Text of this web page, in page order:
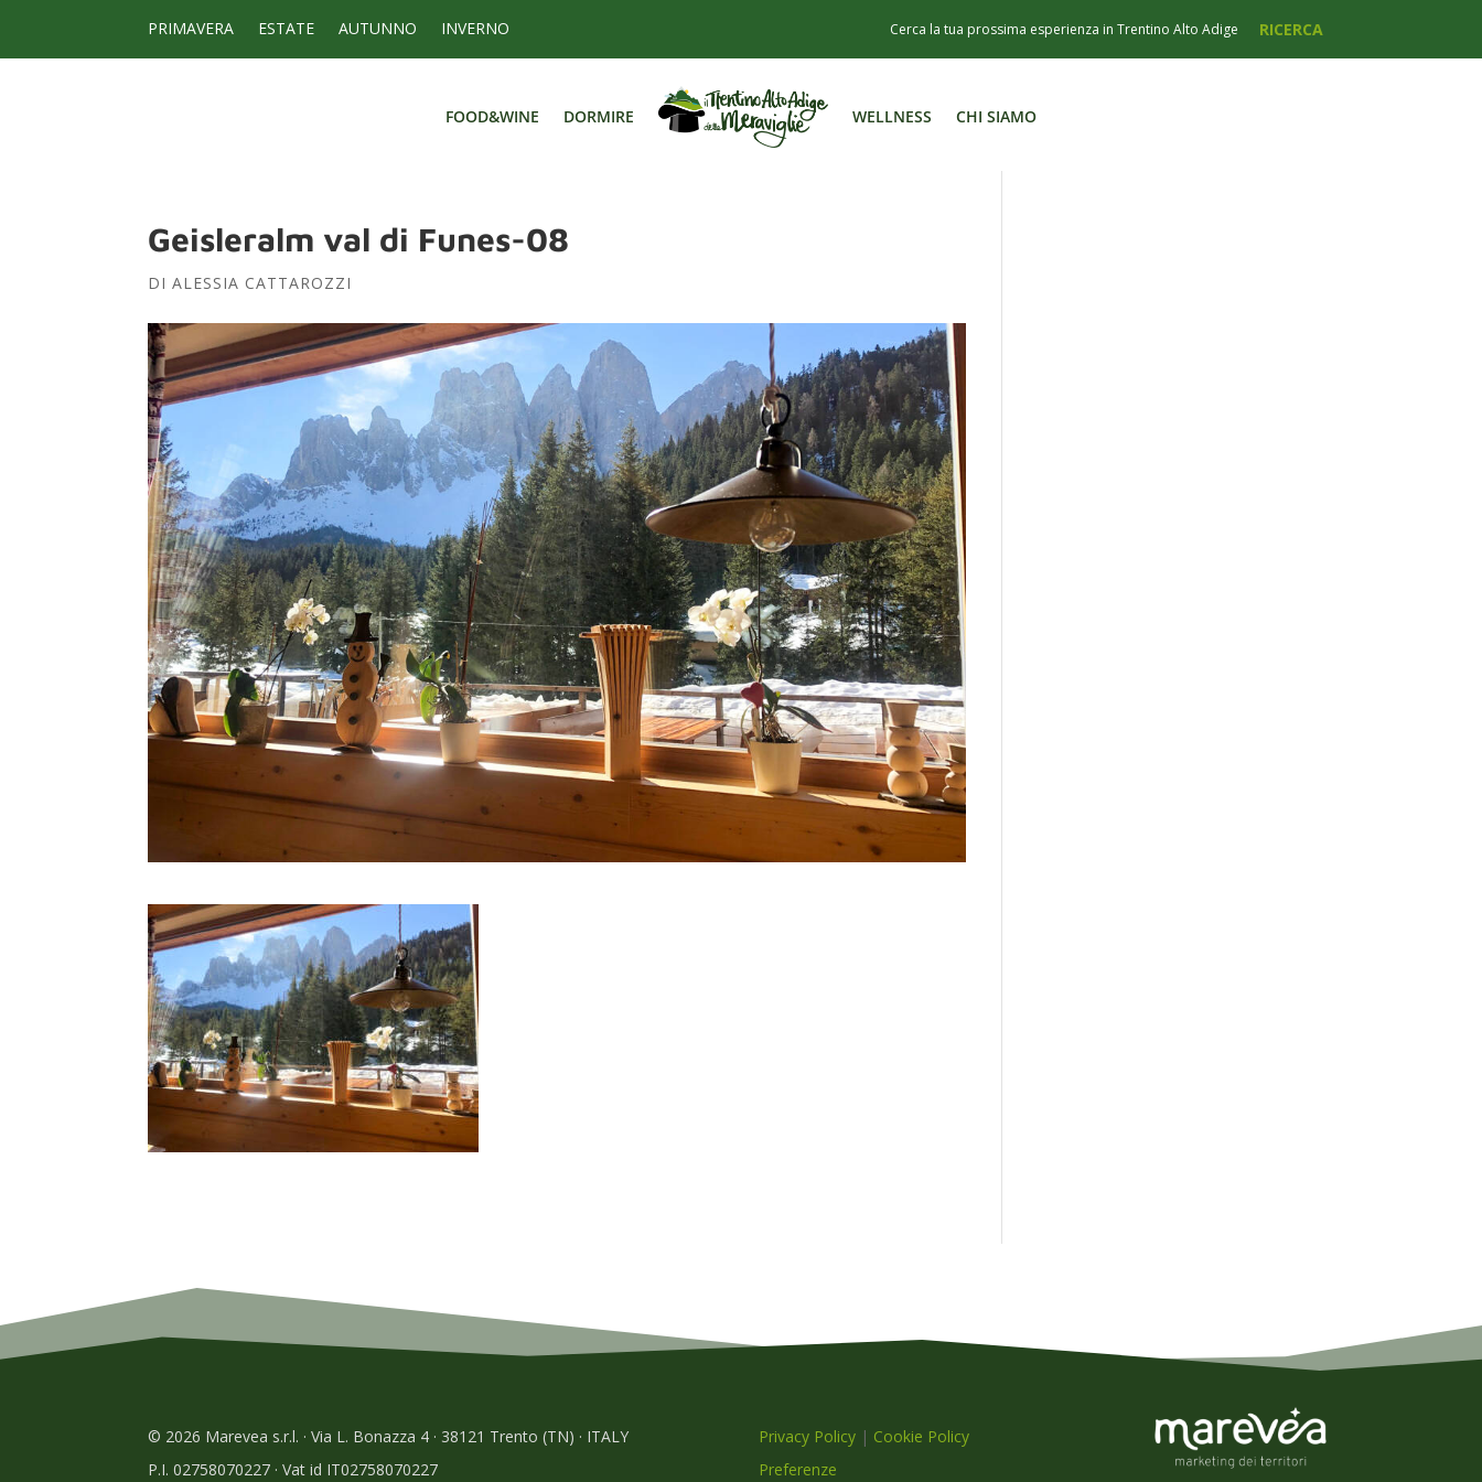
PRIMAVERA ESTATE AUTUNNO INVERNO
FOOD&WINE DORMIRE WELLNESS CHI SIAMO
Geisleralm val di Funes-08
DIALESSIA CATTAROZZI
© 2026 Marevea s.r.l. · Via L. Bonazza 4 · 38121 Trento (TN) · ITALY
P.I. 02758070227 · Vat id IT02758070227
Privacy Policy | Cookie Policy
Preferenze